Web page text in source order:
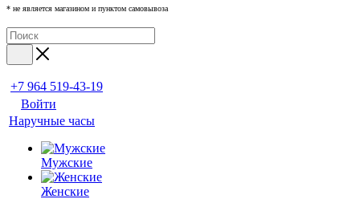
* не является магазином и пунктом самовывоза
+7 964 519-43-19
Войти
Наручные часы
Мужские
Женские